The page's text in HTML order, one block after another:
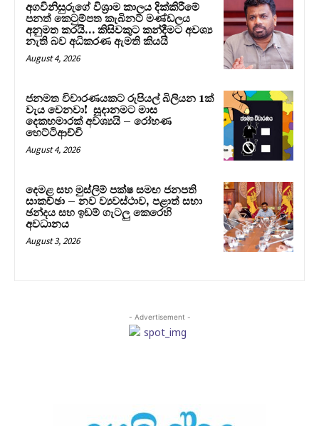
අගවිනිසුරුගේ විශ්‍රාම කාලය දික්කිරීමේ
පනත් කෙටුම්පත කැබිනට් මණ්ඩලය
අනුමත කරයි… කිසිවකුට කන්දීමට අවශ්‍ය
නැති බව අධිකරණ ඇමති කියයි
August 4, 2026
ජනමත විචාරණයකට රුපියල් බිලියන 1ක්
වැය වෙනවා! සූදානමට මාස
දෙකහමාරක් අවශ්‍යයි – රෝහණ
හෙට්ටිආච්චි
August 4, 2026
දෙමළ සහ මුස්ලිම් පක්ෂ සමඟ ජනපති
සාකච්ඡා – නව ව්‍යවස්ථාව, පළාත් සභා
ඡන්දය සහ ඉඩම් ගැටලු කෙරෙහි
අවධානය
August 3, 2026
- Advertisement -